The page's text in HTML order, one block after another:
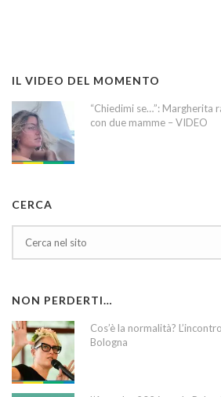
IL VIDEO DEL MOMENTO
“Chiedimi se…”: Margherita
con due mamme – VIDEO
CERCA
NON PERDERTI…
Cos’è la normalità?
Bologna